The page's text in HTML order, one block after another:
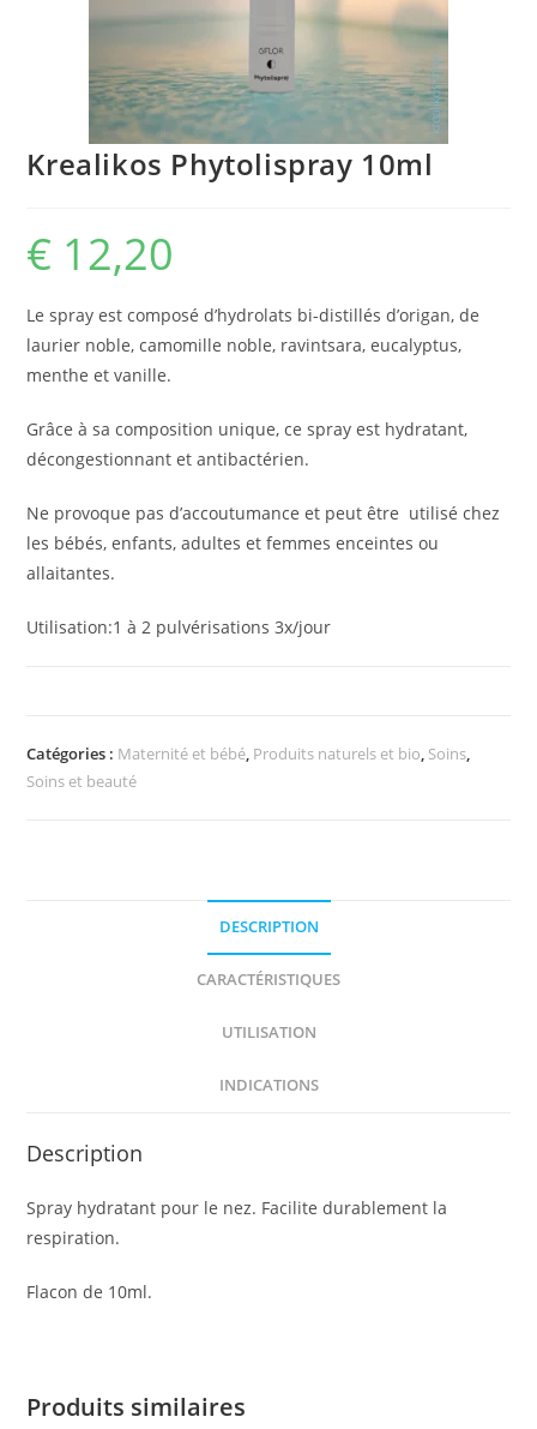
Krealikos Phytolispray 10ml
€ 12,20
Le spray est composé d’hydrolats bi-distillés d’origan, de
laurier noble, camomille noble, ravintsara, eucalyptus,
menthe et vanille.
Grâce à sa composition unique, ce spray est hydratant,
décongestionnant et antibactérien.
Ne provoque pas d’accoutumance et peut être utilisé chez
les bébés, enfants, adultes et femmes enceintes ou
allaitantes.
Utilisation:1 à 2 pulvérisations 3x/jour
Catégories : Maternité et bébé, Produits naturels et bio, Soins,
Soins et beauté
DESCRIPTION
CARACTÉRISTIQUES
UTILISATION
INDICATIONS
Description
Spray hydratant pour le nez. Facilite durablement la
respiration.
Flacon de 10ml.
Produits similaires